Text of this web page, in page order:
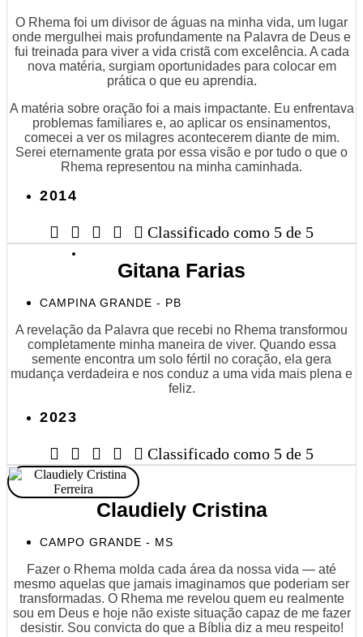
O Rhema foi um divisor de águas na minha vida, um lugar
onde mergulhei mais profundamente na Palavra de Deus e
fui treinada para viver a vida cristã com excelência. A cada
nova matéria, surgiam oportunidades para colocar em
prática o que eu aprendia.
A matéria sobre oração foi a mais impactante. Eu enfrentava
problemas familiares e, ao aplicar os ensinamentos,
comecei a ver os milagres acontecerem diante de mim.
Serei eternamente grata por essa visão e por tudo o que o
Rhema representou na minha caminhada.
2014
     Classificado como 5 de 5
Gitana Farias
CAMPINA GRANDE - PB
A revelação da Palavra que recebi no Rhema transformou
completamente minha maneira de viver. Quando essa
semente encontra um solo fértil no coração, ela gera
mudança verdadeira e nos conduz a uma vida mais plena e
feliz.
2023
     Classificado como 5 de 5
Claudiely Cristina
CAMPO GRANDE - MS
Fazer o Rhema molda cada área da nossa vida — até
mesmo aquelas que jamais imaginamos que poderiam ser
transformadas. O Rhema me revelou quem eu realmente
sou em Deus e hoje não existe situação capaz de me fazer
desistir. Sou convicta do que a Bíblia diz a meu respeito!